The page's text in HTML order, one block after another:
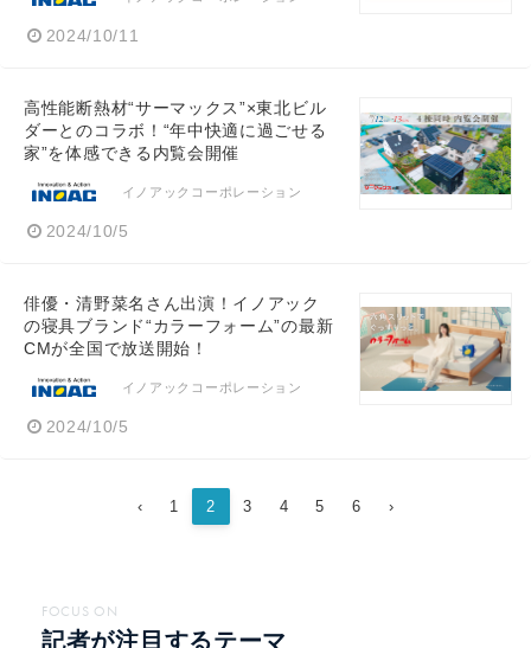
2024/10/11
高性能断熱材“サーマックス”×東北ビル
ダーとのコラボ！“年中快適に過ごせる
家”を体感できる内覧会開催
イノアックコーポレーション
2024/10/5
俳優・清野菜名さん出演！イノアック
の寝具ブランド“カラーフォーム”の最新
CMが全国で放送開始！
イノアックコーポレーション
2024/10/5
‹ 1 2 3 4 5 6 ›
FOCUS ON
記者が注目するテーマ